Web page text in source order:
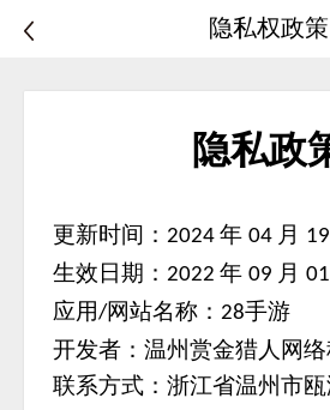
隐私权政策
隐私政
更新时间：2024年04 月 19
生效日期：2022年09 月01
应用/网站名称：28手游
开发者：温州赏金猎人网
联系方式：浙江省温州市